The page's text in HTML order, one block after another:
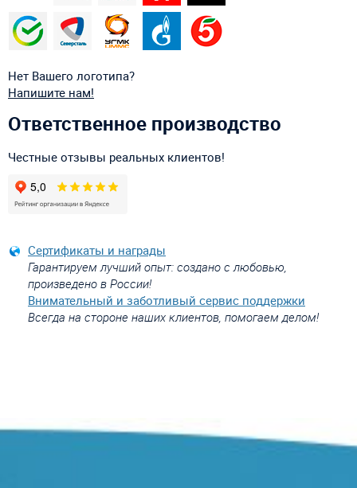
Нет Вашего логотипа?
Напишите нам!
Ответственное производство
Честные отзывы реальных клиентов!
Сертификаты и награды
Гарантируем лучший опыт: создано с любовью,
произведено в России!
Внимательный и заботливый сервис поддержки
Всегда на стороне наших клиентов, помогаем делом!